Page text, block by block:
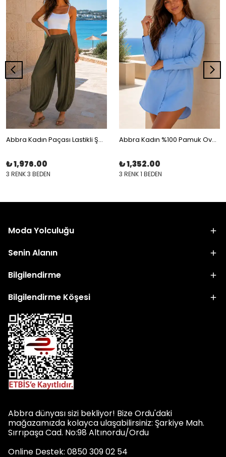
Abbra Kadın Paçası Lastikli Şalvar Pantalon
₺ 1,976.00
3 RENK 3 BEDEN
Abbra Kadın %100 Pamuk Oversize Uzun Poplin Gömlek
₺ 1,352.00
3 RENK 1 BEDEN
Moda Yolculuğu
Senin Alanın
Bilgilendirme
Bilgilendirme Köşesi
Abbra dünyası sizi bekliyor! Bize Ordu'daki
mağazamızda kolayca ulaşabilirsiniz: Şarkiye Mah.
Sırrıpaşa Cad. No:98 Altınordu/Ordu
Online Destek: 0850 309 02 54